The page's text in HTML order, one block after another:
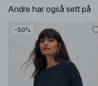
Andre har også sett på
−50%